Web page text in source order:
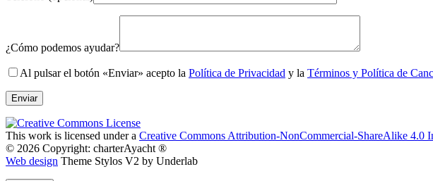
¿Cómo podemos ayudar?
Al pulsar el botón «Enviar» acepto la Política de Privacidad y la Términos y Política de
This work is licensed under a Creative Commons Attribution-NonCommercial-ShareAlike 4.0
© 2026 Copyright: charterAyacht ®
Web design Theme Stylos V2 by Underlab